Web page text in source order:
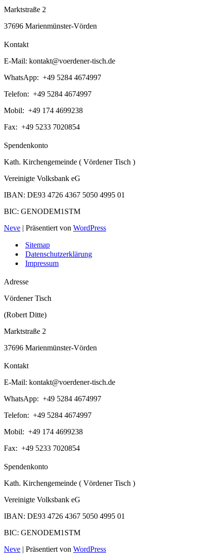
Marktstraße 2
37696 Marienmünster-Vörden
Kontakt
E-Mail: kontakt@voerdener-tisch.de
WhatsApp: +49 5284 4674997
Telefon: +49 5284 4674997
Mobil: +49 174 4699238
Fax: +49 5233 7020854
Spendenkonto
Kath. Kirchengemeinde ( Vördener Tisch )
Vereinigte Volksbank eG
IBAN: DE93 4726 4367 5050 4995 01
BIC: GENODEM1STM
Neve | Präsentiert von WordPress
Sitemap
Datenschutzerklärung
Impressum
Adresse
Vördener Tisch
(Robert Ditte)
Marktstraße 2
37696 Marienmünster-Vörden
Kontakt
E-Mail: kontakt@voerdener-tisch.de
WhatsApp: +49 5284 4674997
Telefon: +49 5284 4674997
Mobil: +49 174 4699238
Fax: +49 5233 7020854
Spendenkonto
Kath. Kirchengemeinde ( Vördener Tisch )
Vereinigte Volksbank eG
IBAN: DE93 4726 4367 5050 4995 01
BIC: GENODEM1STM
Neve | Präsentiert von WordPress